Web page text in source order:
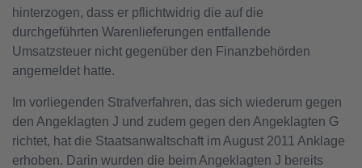
hinterzogen, dass er pflichtwidrig die auf die
durchgeführten Warenlieferungen entfallende
Umsatzsteuer nicht gegenüber den Finanzbehörden
angemeldet hatte.
Im vorliegenden Strafverfahren, das sich wiederum gegen
den Angeklagten J und zudem gegen den Angeklagten G
richtet, hat die Staatsanwaltschaft im August 2011 Anklage
erhoben. Darin wurden die beim Angeklagten J bereits